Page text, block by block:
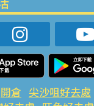
開倉 尖沙咀好去處